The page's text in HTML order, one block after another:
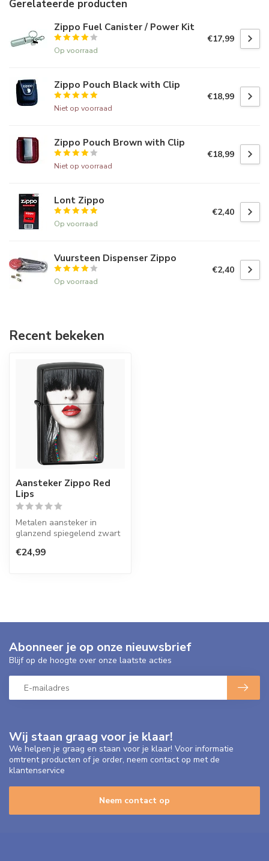
Gerelateerde producten
Zippo Fuel Canister / Power Kit
Op voorraad
€17,99
Zippo Pouch Black with Clip
Niet op voorraad
€18,99
Zippo Pouch Brown with Clip
Niet op voorraad
€18,99
Lont Zippo
Op voorraad
€2,40
Vuursteen Dispenser Zippo
Op voorraad
€2,40
Recent bekeken
Aansteker Zippo Red
Lips
Metalen aansteker in
glanzend spiegelend zwart
€24,99
Wij staan graag voor je klaar!
We helpen je graag en staan voor je klaar! Voor informatie
omtrent producten of je order, neem contact op met de
klantenservice
Neem contact op
Abonneer je op onze nieuwsbrief
Blijf op de hoogte over onze laatste acties